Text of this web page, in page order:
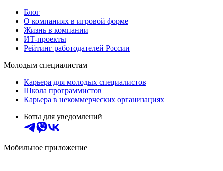
Блог
О компаниях в игровой форме
Жизнь в компании
ИТ-проекты
Рейтинг работодателей России
Молодым специалистам
Карьера для молодых специалистов
Школа программистов
Карьера в некоммерческих организациях
Боты для уведомлений
Мобильное приложение